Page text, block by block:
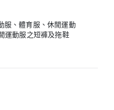
服、體育服、休閒運動
運動服之短褲及拖鞋